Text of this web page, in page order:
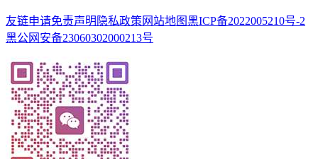
友链申请免责声明 隐私政策 网站地图黑ICP备2022005210号-2
黑公网安备23060302000213号